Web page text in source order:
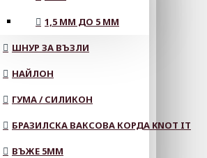
1,5 ММ ДО 5 ММ
ШНУР ЗА ВЪЗЛИ
НАЙЛОН
ГУМА / СИЛИКОН
БРАЗИЛСКА ВАКСОВА КОРДА KNOT IT
ВЪЖЕ 5MM